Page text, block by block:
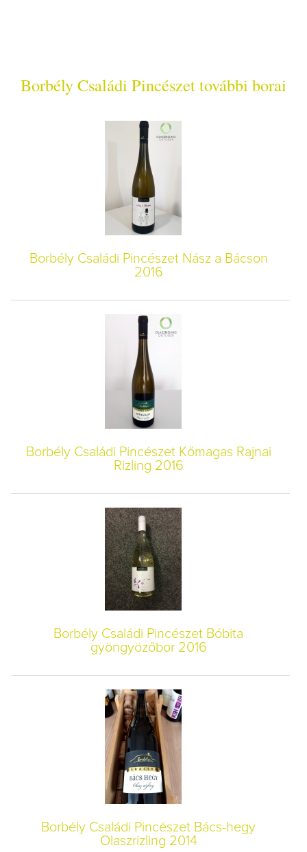
Borbély Családi Pincészet további borai
Borbély Családi Pincészet Nász a Bácson
2016
Borbély Családi Pincészet Kőmagas Rajnai
Rizling 2016
Borbély Családi Pincészet Bóbita
gyöngyözőbor 2016
Borbély Családi Pincészet Bács-hegy
Olaszrizling 2014